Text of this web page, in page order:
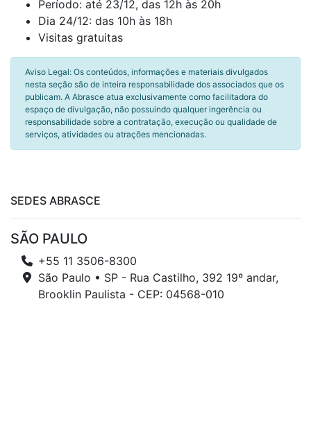
Período: até 23/12, das 12h às 20h
Dia 24/12: das 10h às 18h
Visitas gratuitas
Aviso Legal: Os conteúdos, informações e materiais divulgados
nesta seção são de inteira responsabilidade dos associados que os
publicam. A Abrasce atua exclusivamente como facilitadora do
espaço de divulgação, não possuindo qualquer ingerência ou
responsabilidade sobre a contratação, execução ou qualidade de
serviços, atividades ou atrações mencionadas.
SEDES ABRASCE
SÃO PAULO
+55 11 3506-8300
São Paulo • SP - Rua Castilho, 392 19º andar,
Brooklin Paulista - CEP: 04568-010